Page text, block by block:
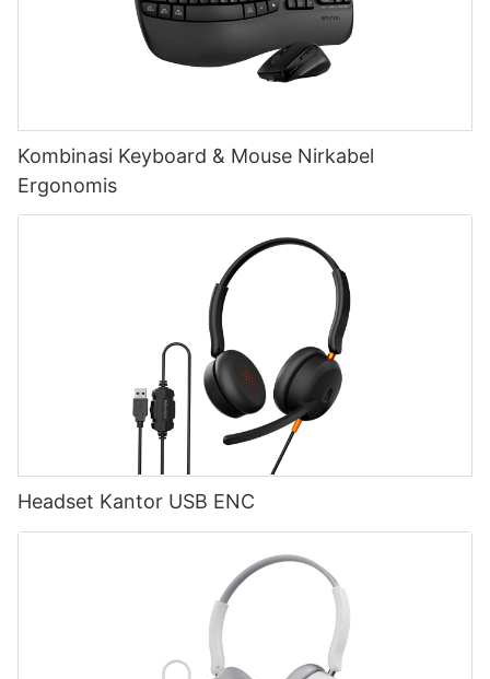
Kombinasi Keyboard & Mouse Nirkabel
Ergonomis
Headset Kantor USB ENC